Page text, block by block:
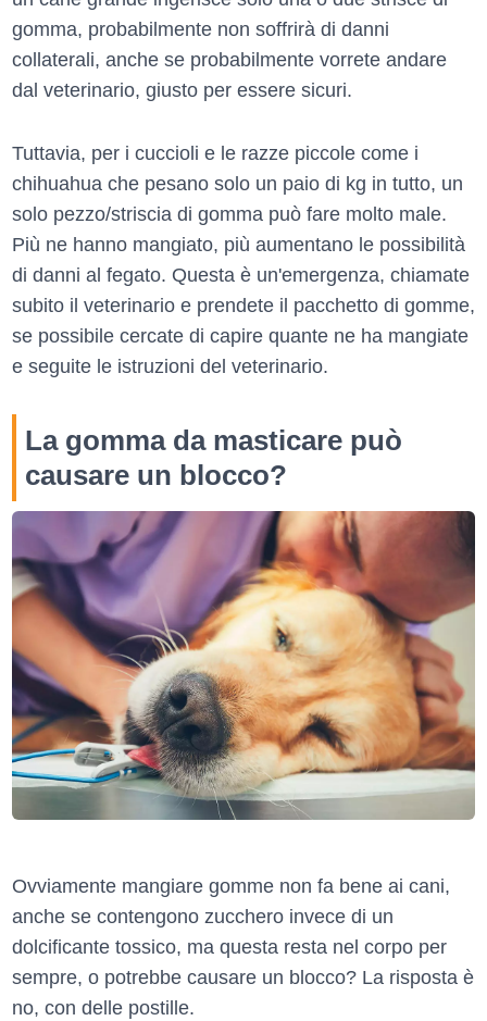
gomma, probabilmente non soffrirà di danni
collaterali, anche se probabilmente vorrete andare
dal veterinario, giusto per essere sicuri.
Tuttavia, per i cuccioli e le razze piccole come i
chihuahua che pesano solo un paio di kg in tutto, un
solo pezzo/striscia di gomma può fare molto male.
Più ne hanno mangiato, più aumentano le possibilità
di danni al fegato. Questa è un'emergenza, chiamate
subito il veterinario e prendete il pacchetto di gomme,
se possibile cercate di capire quante ne ha mangiate
e seguite le istruzioni del veterinario.
La gomma da masticare può
causare un blocco?
Ovviamente mangiare gomme non fa bene ai cani,
anche se contengono zucchero invece di un
dolcificante tossico, ma questa resta nel corpo per
sempre, o potrebbe causare un blocco? La risposta è
no, con delle postille.